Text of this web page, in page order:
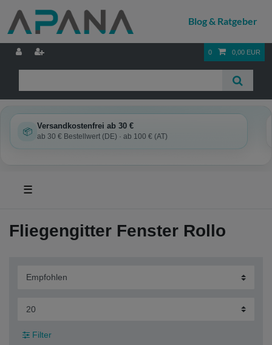
0 0,00 EUR
📦
Versandkostenfrei ab 30 €
ab 30 € Bestellwert (DE) · ab 100 € (AT)
☰
Fliegengitter Fenster Rollo
Filter